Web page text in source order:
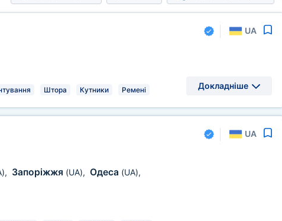
UA
Штора Кутники Ремені Докладніше
UA
, Запоріжжя (UA), Одеса (UA),